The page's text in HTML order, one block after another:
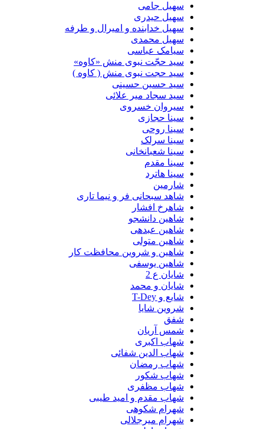
سهیل جامی
سهیل حیدری
سهیل خدابنده و امیرال و طرفه
سهیل محمدی
سیامک عباسی
سید حجّت نبوی منش «کاوه»
سید حجت نبوی منش ( کاوه )
سید حسین حسینى
سید سجاد میر علائی
سیروان خسروی
سینا حجازی
سینا روحی
سینا سرلک
سینا شعبانخانی
سینا مقدم
سینا هاترد
شارمین
شاهد سبحانی فر و نیما تاری
شاهرخ افشار
شاهین دانشجو
شاهین عبدهی
شاهین متولی
شاهین و شروین محافظت کار
شاهین یوسفی
شایان ع 2
شایان و محمد
شایع و T-Dey
شروین شایا
شمس آریان
شهاب اکبری
شهاب الدین شفائی
شهاب رمضان
شهاب شکور
شهاب مظفری
شهاب مقدم و امید طیبی
شهرام شکوهی
شهرام میرجلالی